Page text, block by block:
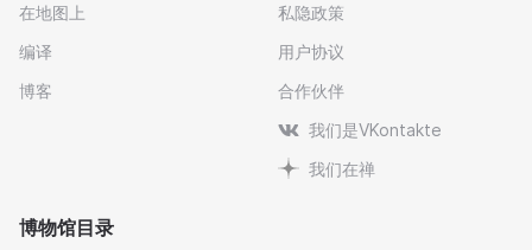
在地图上
编译
博客
私隐政策
用户协议
合作伙伴
我们是VKontakte
我们在禅
博物馆目录